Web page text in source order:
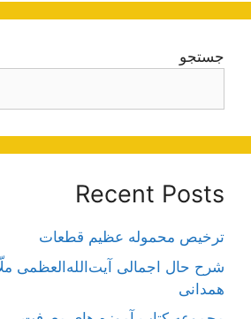
جستجو
Recent Posts
ترخیص محموله عظیم قطعات
شرح حال اجمالی آیت‌الله‌العظمی
همدانی